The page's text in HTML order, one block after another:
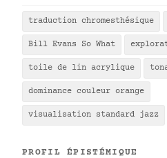
traduction chromesthésique
Bill Evans So What
toile de lin acrylique
dominance couleur orange
visualisation standard jazz
PROFIL ÉPISTÉMIQUE